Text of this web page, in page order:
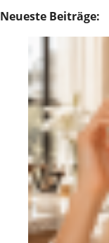
Neueste Beiträge: